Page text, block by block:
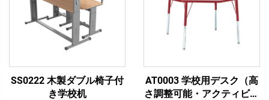
SS0222 木製ダブル椅子付
き学校机
AT0003 学校用デスク（高
さ調整可能・アクティビテ